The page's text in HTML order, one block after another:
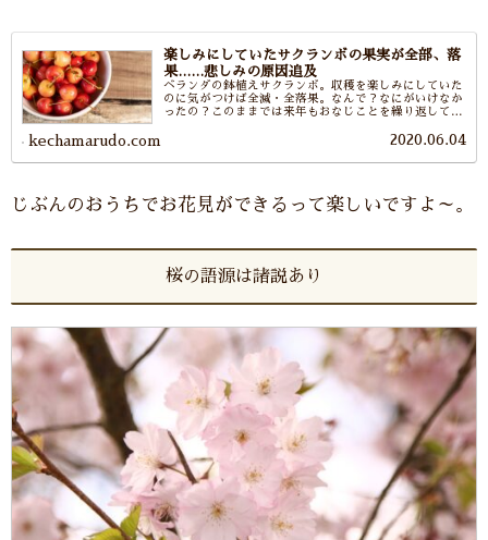
楽しみにしていたサクランボの果実が全部、落
果……悲しみの原因追及
ベランダの鉢植えサクランボ。収穫を楽しみにしていた
のに気がつけば全滅・全落果。なんで？なにがいけなか
ったの？このままでは来年もおなじことを繰り返してし
ンボ栽培方法を調べました。調べた結果、そりゃ落果す
kechamarudo.com 2020.06.04
じぶんのおうちでお花見ができるって楽しいですよ～。
桜の語源は諸説あり